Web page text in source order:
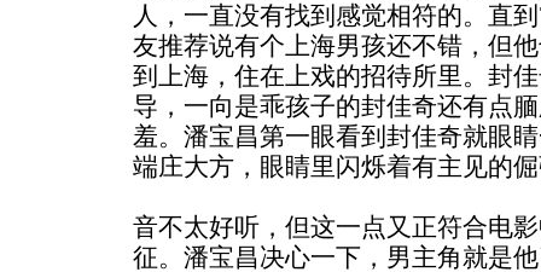
人，一直没有找到感觉相符的。直
友推荐说有个上海男孩还不错，但
到上海，住在上戏的招待所里。封
导，一向是乖孩子的封佳奇还有点
羞。潘宝昌第一眼看到封佳奇就眼
端庄大方，眼睛里闪烁着有主 见的
音不太好听，但这一点又正符合电
征。潘宝昌决心一下，男主角就是